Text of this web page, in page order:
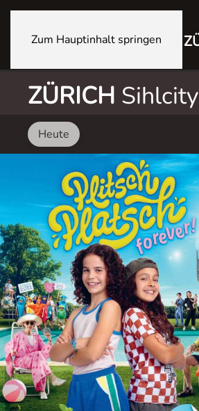
Zum Hauptinhalt springen
ZÜRICH Sihlcity
Heute